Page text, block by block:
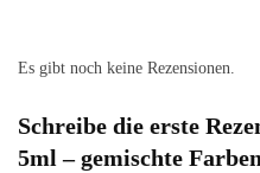
Es gibt noch keine Rezensionen.
Schreibe die erste
5ml – gemischte